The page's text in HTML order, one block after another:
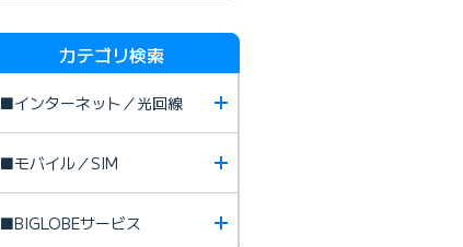
カテゴリ検索
■インターネット／光回線
■モバイル／SIM
■BIGLOBEサービス